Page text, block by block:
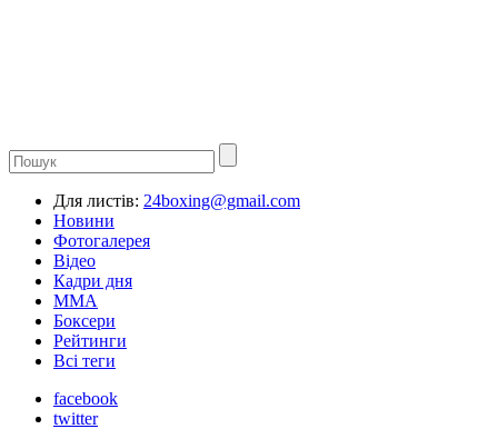
Для листів: 24boxing@gmail.com
Новини
Фотогалерея
Відео
Кадри дня
ММА
Боксери
Рейтинги
Всі теги
facebook
twitter